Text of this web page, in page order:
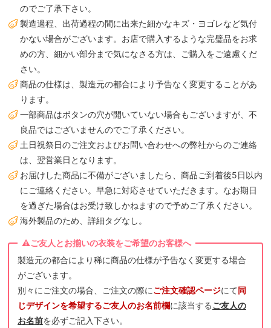
のでご了承下さい。
製造過程、出荷過程の間に出来た細かなキズ・ヨゴレなど気付
かない場合がございます。お店で購入するような完璧品をお求
めの方、細かい部分まで気になさる方は、ご購入をご遠慮くだ
さい。
商品の仕様は、製造元の都合により予告なく変更することがあ
ります。
一部商品はボタンの穴が開いていない場合もございますが、不
良品ではございませんのでご了承ください。
土日祝祭日のご注文およびお問い合わせへの弊社からのご連絡
は、翌営業日となります。
お届けした商品に不備がございましたら、商品ご到着後5日以内
にご連絡ください。早急に対応させていただきます。なお期日
を過ぎた場合はお受け致しかねますので予めご了承ください。
海外製品のため、詳細タグなし。
製造元の都合により稀に商品の仕様が予告なく変更する場合
がございます。
別々にご注文の場合、ご注文の際にご注文確認ページにて同
じデザインを希望するご友人のお名前欄に該当するご友人の
お名前を必ずご記入下さい。